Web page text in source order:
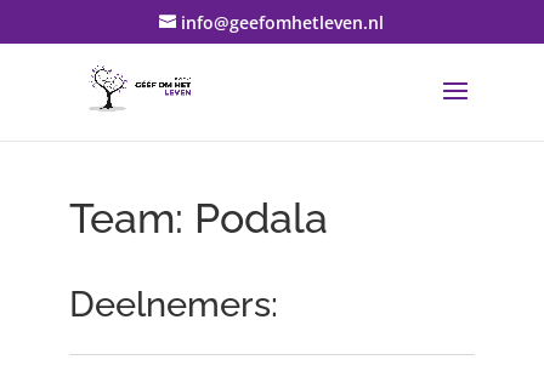
info@geefomhetleven.nl
Team: Podala
Deelnemers: